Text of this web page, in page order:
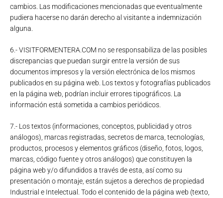
cambios. Las modificaciones mencionadas que eventualmente
pudiera hacerse no darán derecho al visitante a indemnización
alguna.
6.- VISITFORMENTERA.COM no se responsabiliza de las posibles
discrepancias que puedan surgir entre la versión de sus
documentos impresos y la versión electrónica de los mismos
publicados en su página web. Los textos y fotografías publicados
en la página web, podrían incluir errores tipográficos. La
información está sometida a cambios periódicos.
7.- Los textos (informaciones, conceptos, publicidad y otros
análogos), marcas registradas, secretos de marca, tecnologías,
productos, procesos y elementos gráficos (diseño, fotos, logos,
marcas, código fuente y otros análogos) que constituyen la
página web y/o difundidos a través de esta, así como su
presentación o montaje, están sujetos a derechos de propiedad
Industrial e Intelectual. Todo el contenido de la página web (texto,